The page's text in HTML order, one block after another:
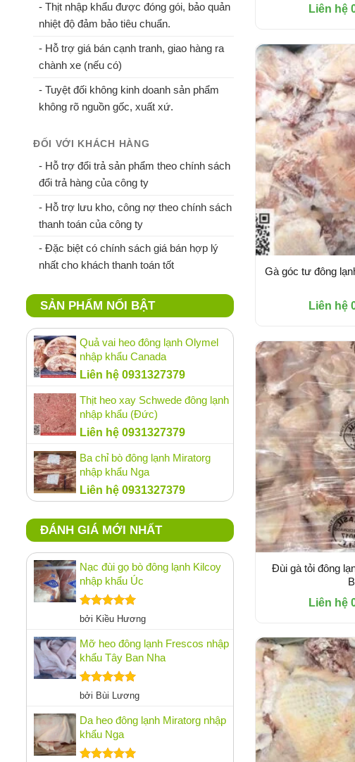
- Thịt nhập khẩu được đóng gói, bảo quản
nhiệt độ đảm bảo tiêu chuẩn.
- Hỗ trợ giá bán cạnh tranh, giao hàng ra
chành xe (nếu có)
- Tuyệt đối không kinh doanh sản phẩm
không rõ nguồn gốc, xuất xứ.
ĐỐI VỚI KHÁCH HÀNG
- Hỗ trợ đổi trả sản phẩm theo chính sách
đổi trả hàng của công ty
- Hỗ trợ lưu kho, công nợ theo chính sách
thanh toán của công ty
- Đặc biệt có chính sách giá bán hợp lý
nhất cho khách thanh toán tốt
SẢN PHẨM NỔI BẬT
Quả vai heo đông lạnh Olymel
nhập khẩu Canada
Liên hệ 0931327379
Thịt heo xay Schwede đông lạnh
nhập khẩu (Đức)
Liên hệ 0931327379
Ba chỉ bò đông lạnh Miratorg
nhập khẩu Nga
Liên hệ 0931327379
ĐÁNH GIÁ MỚI NHẤT
Nạc đùi gọ bò đông lạnh Kilcoy
nhập khẩu Úc
Được xếp
sao
bởi Kiều Hương
Mỡ heo đông lạnh Frescos nhập
khẩu Tây Ban Nha
Được xếp
sao
bởi Bùi Lương
Da heo đông lạnh Miratorg nhập
khẩu Nga
Liên hệ
Gà góc tư đông
Liên hệ
Đùi gà tỏi đông
Liên hệ